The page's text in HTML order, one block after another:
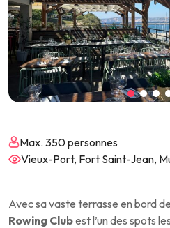
Max. 350 personnes
Vieux-Port, Fort Saint-Jean,
Avec sa vaste terrasse en bord
Rowing Clubest l’un des spots